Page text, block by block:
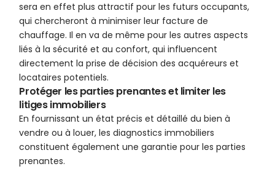
sera en effet plus attractif pour les futurs occupants,
qui chercheront à minimiser leur facture de
chauffage. Il en va de même pour les autres aspects
liés à la sécurité et au confort, qui influencent
directement la prise de décision des acquéreurs et
locataires potentiels.
Protéger les parties prenantes et limiter les
litiges immobiliers
En fournissant un état précis et détaillé du bien à
vendre ou à louer, les diagnostics immobiliers
constituent également une garantie pour les parties
prenantes.